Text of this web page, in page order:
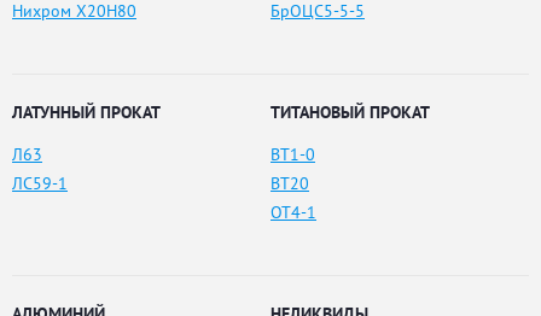
Нихром Х20Н80
БрОЦС5-5-5
ЛАТУННЫЙ ПРОКАТ
Л63
ЛС59-1
ТИТАНОВЫЙ ПРОКАТ
ВТ1-0
ВТ20
ОТ4-1